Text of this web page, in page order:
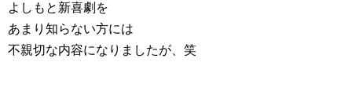
よしもと新喜劇を
あまり知らない方には
不親切な内容になりましたが、笑